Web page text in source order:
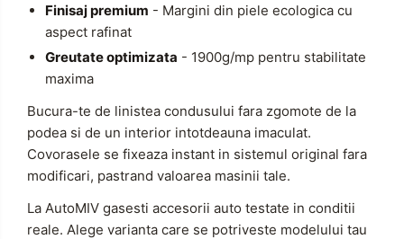
Finisaj premium - Margini din piele ecologica cu
aspect rafinat
Greutate optimizata - 1900g/mp pentru stabilitate
maxima
Bucura-te de linistea condusului fara zgomote de la
podea si de un interior intotdeauna imaculat.
Covorasele se fixeaza instant in sistemul original fara
modificari, pastrand valoarea masinii tale.
La AutoMIV gasesti accesorii auto testate in conditii
reale. Alege varianta care se potriveste modelului tau